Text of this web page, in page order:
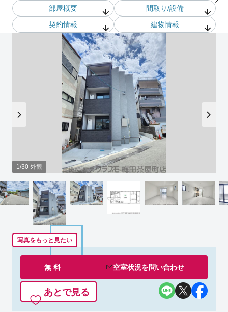
部屋概要
間取り/設備
契約情報
建物情報
1/30 外観
写真をもっと見たい
無 料 空室状況を問い合わせ
あとで見る